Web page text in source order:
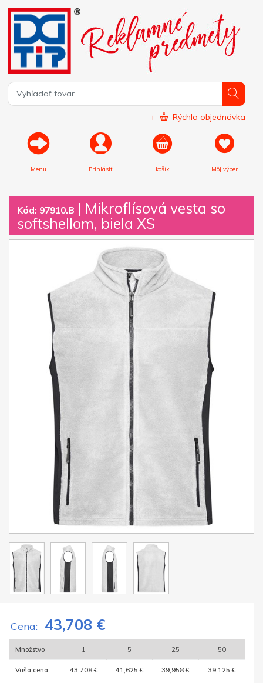
+ Rýchla objednávka
Menu Prihlásiť košík Môj výber
Kód: 97910.B | Mikroflísová vesta so
softshellom, biela XS
Cena: 43,708 €
Množstvo 1 5 25 50
Vaša cena 43,708 € 41,625 € 39,958 € 39,125 €